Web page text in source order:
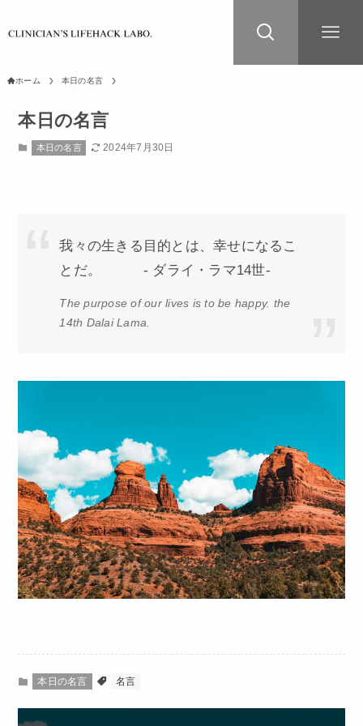
ホーム 本日の名言
本日の名言
本日の名言 2024年7月30日
我々の生きる目的とは、幸せになるこ
とだ。 - ダライ・ラマ14世-
The purpose of our lives is to be happy. the
14th Dalai Lama.
本日の名言 名言